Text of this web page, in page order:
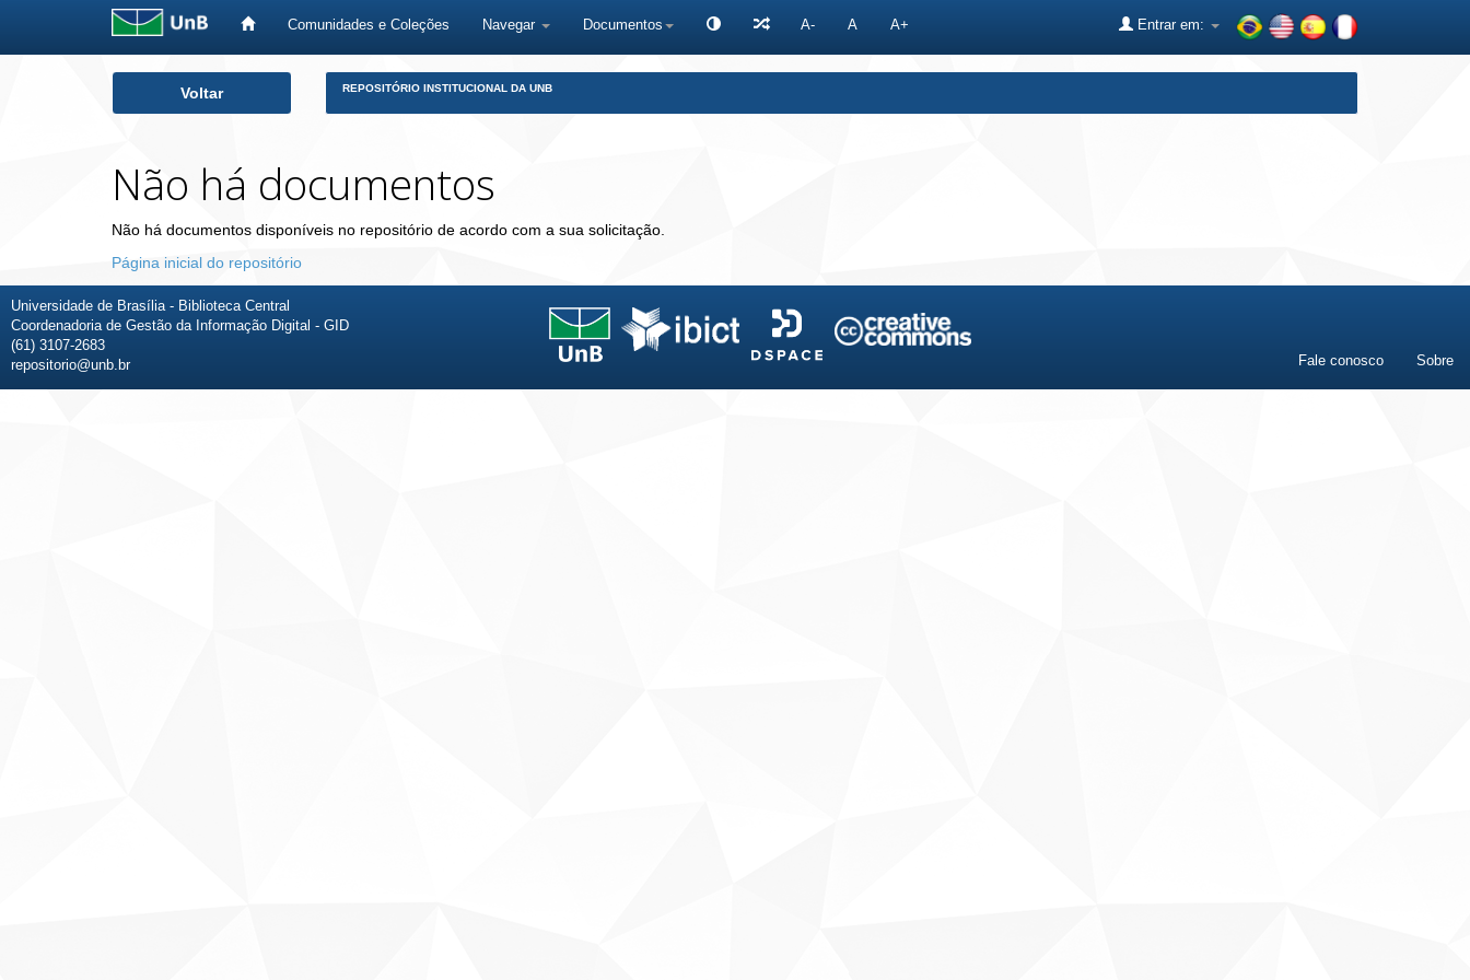
Comunidades e Coleções Navegar Documentos A- A A+ Entrar em:
Voltar REPOSITÓRIO INSTITUCIONAL DA UNB
Não há documentos
Não há documentos disponíveis no repositório de acordo com a sua solicitação.
Página inicial do repositório
Universidade de Brasília - Biblioteca Central
Coordenadoria de Gestão da Informação Digital - GID
(61) 3107-2683
repositorio@unb.br
Fale conosco Sobre